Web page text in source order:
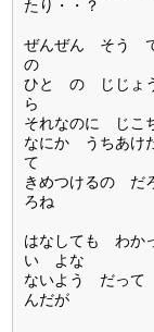
たり・・？
ぜんぜん そう
の
ひと の じじょ
ら
それなのに じ
なにか うちあ
て
きめつけるの
ろね
はなしても わ
い よな
ないよう だっ
んだが